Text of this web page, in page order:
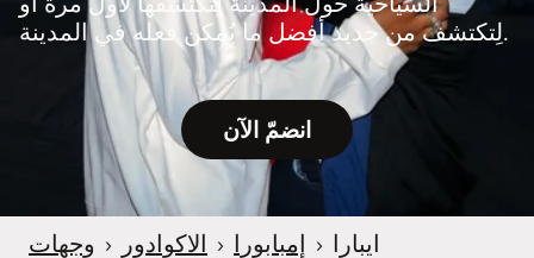
e
r
السياحية حول المدينة لِتكتشفها لأول مرة أو
لِتكتشف من جديد أفضل ما يُمكن فعله في المدينة.
انضمّ الآن
وجهات › الاكوادور › إمبابورا › ايبارا